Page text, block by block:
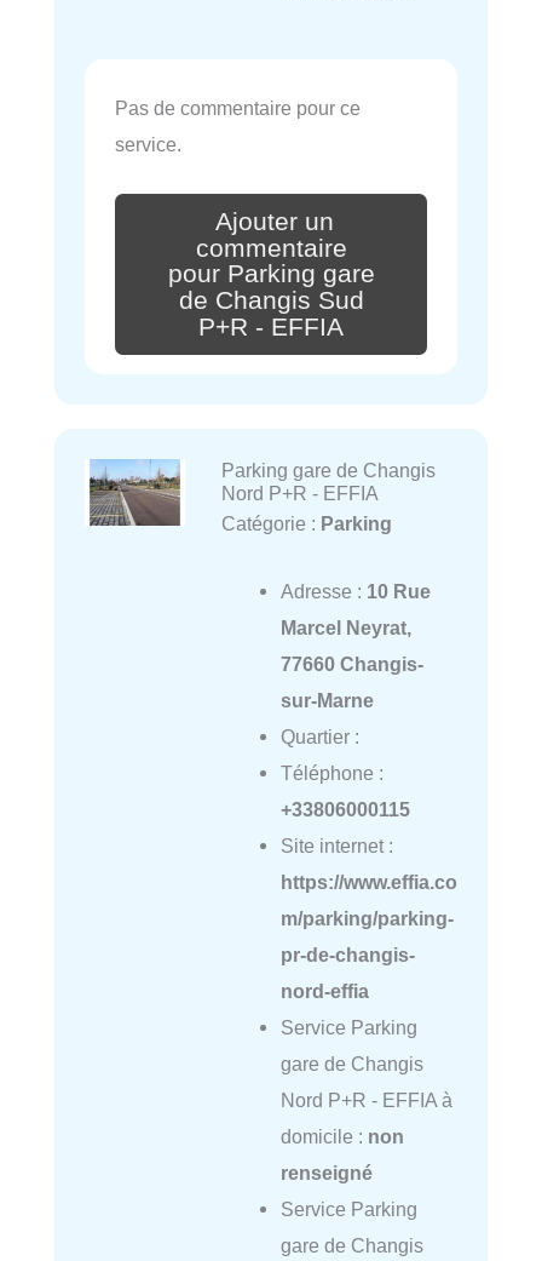
Pas de commentaire pour ce
service.
Ajouter un
commentaire
pour Parking gare
de Changis Sud
P+R - EFFIA
Parking gare de Changis
Nord P+R - EFFIA
Catégorie : Parking
Adresse : 10 Rue
Marcel Neyrat,
77660 Changis-
sur-Marne
Quartier :
Téléphone :
+33806000115
Site internet :
https://www.effia.co
m/parking/parking-
pr-de-changis-
nord-effia
Service Parking
gare de Changis
Nord P+R - EFFIA à
domicile : non
renseigné
Service Parking
gare de Changis